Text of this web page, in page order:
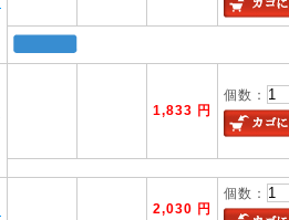
1,833 円
個数：
2,030 円
個数：